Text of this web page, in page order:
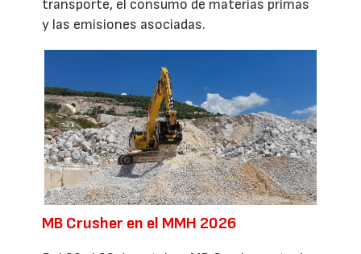
transporte, el consumo de materias primas
y las emisiones asociadas.
MB Crusher en el MMH 2026